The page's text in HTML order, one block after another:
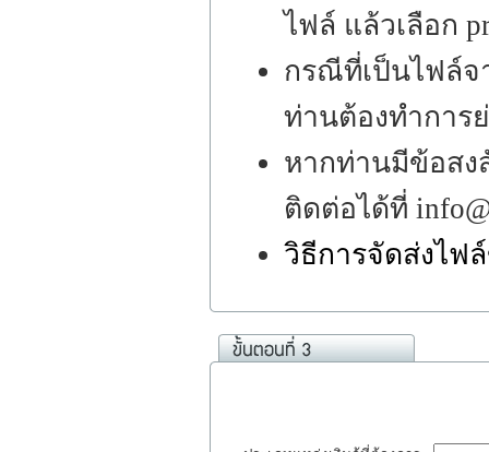
ไฟล์ แล้วเลือก
กรณีที่เป็นไฟล์
ท่านต้องทำการ
หากท่านมีข้อสง
ติดต่อได้ที่
วิธีการจัดส่งไฟ